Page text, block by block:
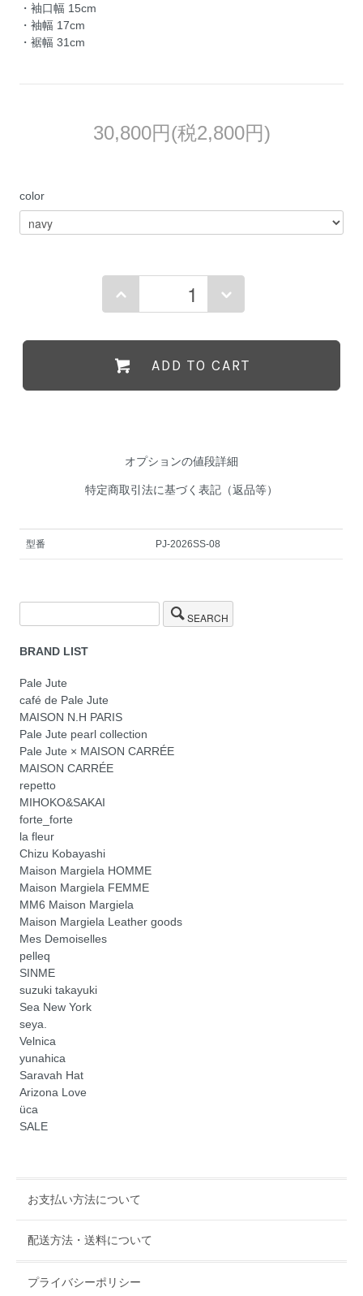
・袖口幅 15cm
・袖幅 17cm
・裾幅 31cm
30,800円(税2,800円)
color
ADD TO CART
オプションの値段詳細
特定商取引法に基づく表記（返品等）
型番 PJ-2026SS-08
SEARCH
BRAND LIST
Pale Jute
café de Pale Jute
MAISON N.H PARIS
Pale Jute pearl collection
Pale Jute × MAISON CARRÉE
MAISON CARRÉE
repetto
MIHOKO&SAKAI
forte_forte
la fleur
Chizu Kobayashi
Maison Margiela HOMME
Maison Margiela FEMME
MM6 Maison Margiela
Maison Margiela Leather goods
Mes Demoiselles
pelleq
SINME
suzuki takayuki
Sea New York
seya.
Velnica
yunahica
Saravah Hat
Arizona Love
üca
SALE
お支払い方法について
配送方法・送料について
プライバシーポリシー